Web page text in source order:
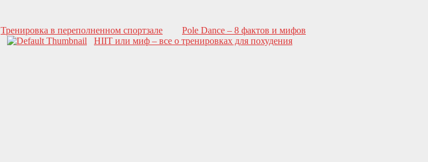
Тренировка в переполненном спортзале
Pole Dance – 8 фактов и мифов
HIIT или миф – все о тренировках для похудения